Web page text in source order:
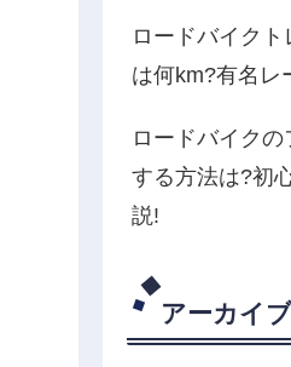
ロードバイク
は何km?有名レ
ロードバイク
する方法は?初
説!
アーカイブ